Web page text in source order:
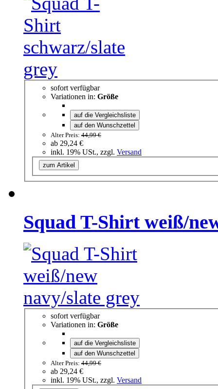
sofort verfügbar
Variationen in: Größe
auf die Vergleichsliste
auf den Wunschzettel
Alter Preis: 44,99 €
ab 29,24 €
inkl. 19% USt., zzgl. Versand
zum Artikel
Squad T-Shirt weiß/
sofort verfügbar
Variationen in: Größe
auf die Vergleichsliste
auf den Wunschzettel
Alter Preis: 44,99 €
ab 29,24 €
inkl. 19% USt., zzgl. Versand